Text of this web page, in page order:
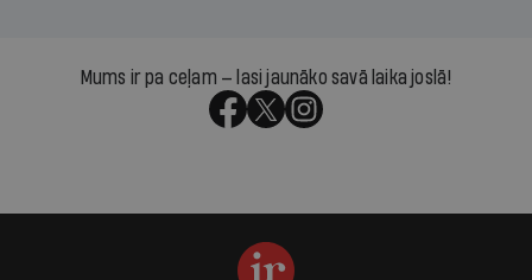
Mums ir pa ceļam — lasi jaunāko savā laika joslā!